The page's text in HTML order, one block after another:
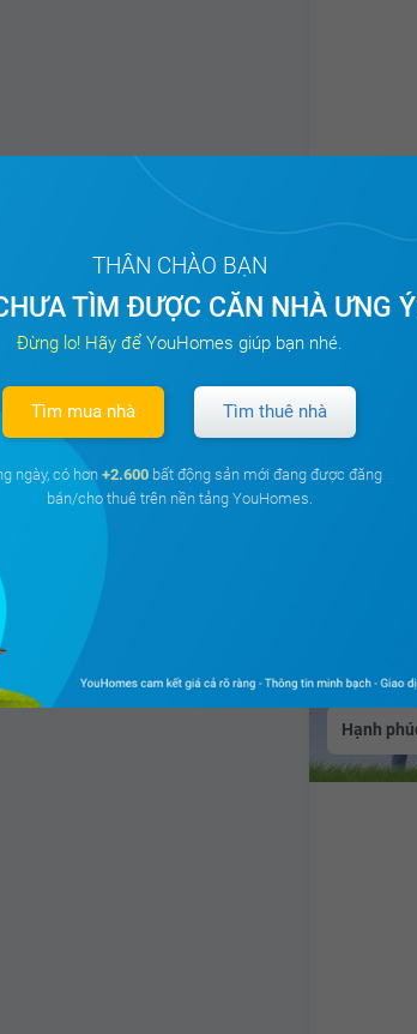
Tham
10.000
Có hơn
đang
Bảng
Hạnh
THÂN CHÀO BẠN
TÌM ĐƯỢC CĂN NHÀ ƯNG
Đừng lo! Hãy để YouHomes giúp bạn nhé.
Tìm mua nhà Tìm thuê nhà
ngày, có hơn +2.600 bất động sản mới đang được đăng
bán/cho thuê trên nền tảng YouHomes.